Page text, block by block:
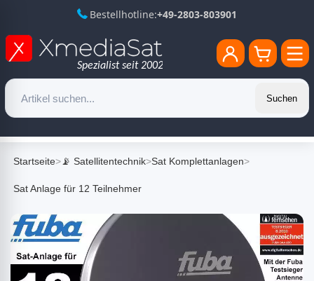
Bestellhotline:+49-2803-803901
Suchen
Startseite>📡 Satellitentechnik>Sat Komplettanlagen>
Sat Anlage für 12 Teilnehmer